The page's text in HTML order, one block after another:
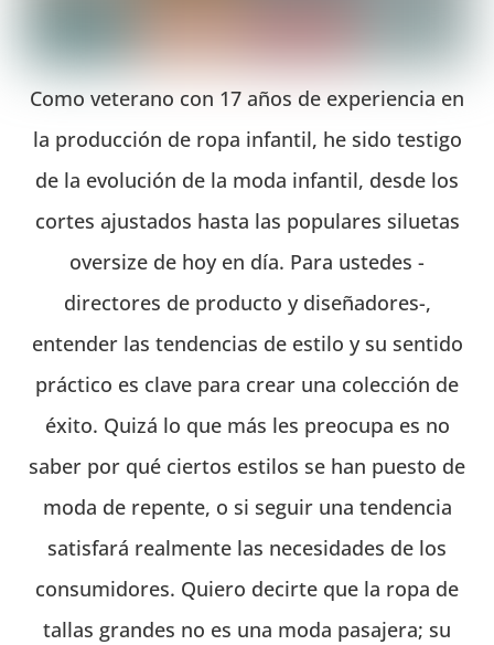
Como veterano con 17 años de experiencia en
la producción de ropa infantil, he sido testigo
de la evolución de la moda infantil, desde los
cortes ajustados hasta las populares siluetas
oversize de hoy en día. Para ustedes -
directores de producto y diseñadores-,
entender las tendencias de estilo y su sentido
práctico es clave para crear una colección de
éxito. Quizá lo que más les preocupa es no
saber por qué ciertos estilos se han puesto de
moda de repente, o si seguir una tendencia
satisfará realmente las necesidades de los
consumidores. Quiero decirte que la ropa de
tallas grandes no es una moda pasajera; su